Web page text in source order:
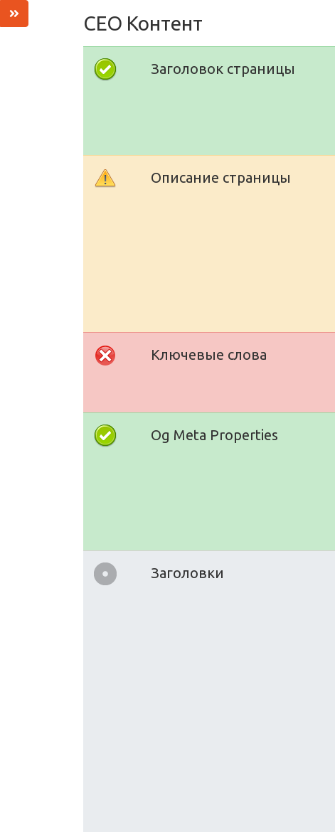
СЕО Контент
Заголовок страницы
Описание страницы
Ключевые слова
Og Meta Properties
Заголовки